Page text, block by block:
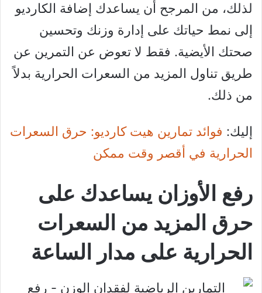
لذلك، من المرجح أن يساعدك إضافة الكارديو
إلى نمط حياتك على إدارة وزنك وتحسين
صحتك الأيضية. فقط لا تعوض عن التمرين عن
طريق تناول المزيد من السعرات الحرارية بدلاً
من ذلك.
إليك: فوائد تمارين هيت كارديو: حرق السعرات
الحرارية في أقصر وقت ممكن
رفع الأوزان يساعدك على
حرق المزيد من السعرات
الحرارية على مدار الساعة